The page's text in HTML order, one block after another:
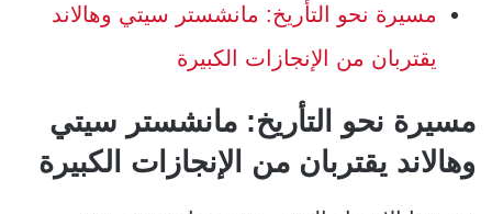
مسيرة نحو التأريخ: مانشستر سيتي وهالاند
يقتربان من الإنجازات الكبيرة
مسيرة نحو التأريخ: مانشستر سيتي
وهالاند يقتربان من الإنجازات الكبيرة